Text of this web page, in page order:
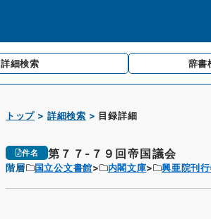
詳細検索 辞書
トップ 詳細検索 目録詳細
件名 第７７-７９回帝国議会
階層 国立公文書館 内閣文庫 興亜院刊